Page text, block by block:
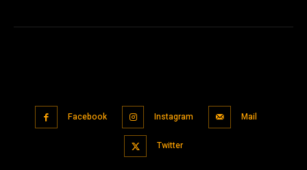
Facebook Instagram Mail
Twitter